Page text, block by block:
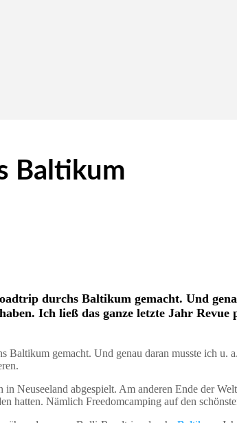
Baltikum
durchs Baltikum gemacht. Und
Ich ließ das ganze letzte Jahr
gemacht. Und genau daran musste ich u.
Neuseeland abgespielt. Am anderen Ende der
hatten. Nämlich Freedomcamping auf den